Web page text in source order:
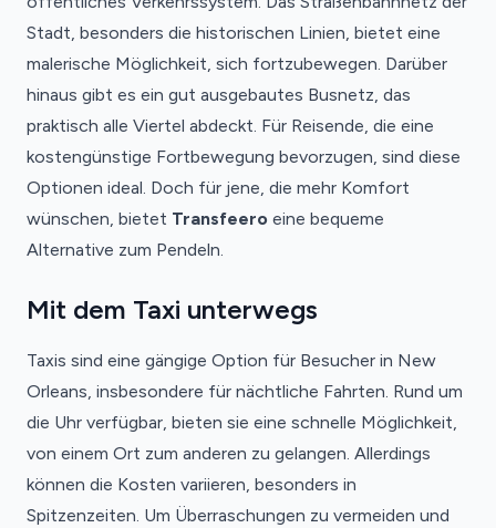
Stadt, besonders die historischen Linien, bietet eine
malerische Möglichkeit, sich fortzubewegen. Darüber
hinaus gibt es ein gut ausgebautes Busnetz, das
praktisch alle Viertel abdeckt. Für Reisende, die eine
kostengünstige Fortbewegung bevorzugen, sind diese
Optionen ideal. Doch für jene, die mehr Komfort
wünschen, bietet Transfeero eine bequeme
Alternative zum Pendeln.
Mit dem Taxi unterwegs
Taxis sind eine gängige Option für Besucher in New
Orleans, insbesondere für nächtliche Fahrten. Rund um
die Uhr verfügbar, bieten sie eine schnelle Möglichkeit,
von einem Ort zum anderen zu gelangen. Allerdings
können die Kosten variieren, besonders in
Spitzenzeiten. Um Überraschungen zu vermeiden und